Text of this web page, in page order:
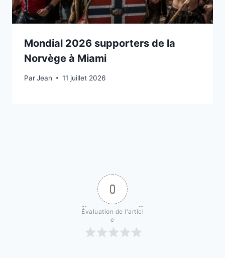
Mondial 2026 supporters de la
Norvège à Miami
ParJean
11 juillet 202611 juillet 2026
0
Évaluation de l'articl
e